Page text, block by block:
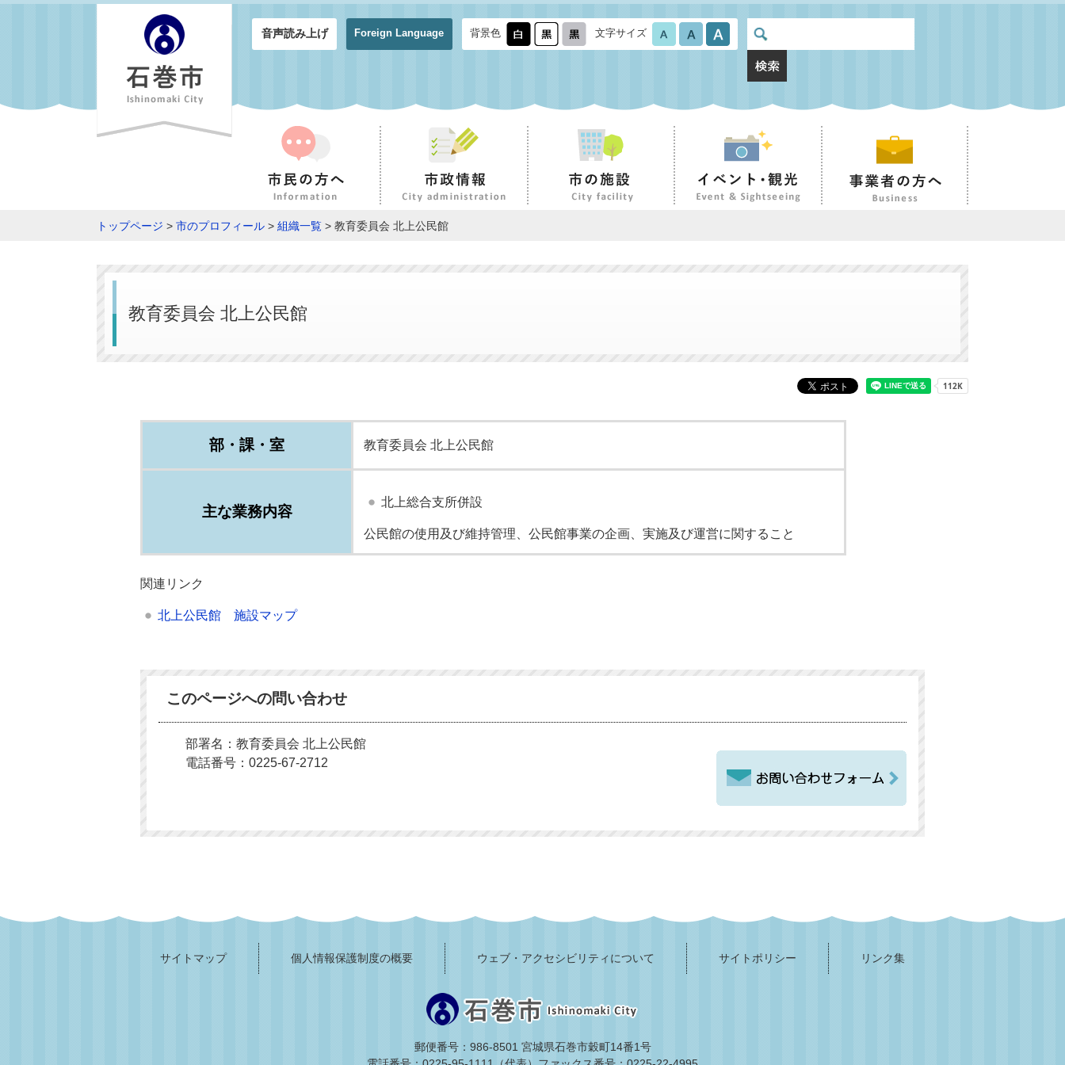
音声読み上げ Foreign Language 背景色 文字サイズ
トップページ > 市のプロフィール > 組織一覧 > 教育委員会 北上公民館
教育委員会 北上公民館
部・課・室 教育委員会 北上公民館
主な業務内容
北上総合支所併設
公民館の使用及び維持管理、公民館事業の企画、実施及び運営に関すること
関連リンク
北上公民館 施設マップ
このページへの問い合わせ
部署名：教育委員会 北上公民館
電話番号：0225-67-2712
サイトマップ 個人情報保護制度の概要 ウェブ・アクセシビリティについて サイトポリシー リンク集
郵便番号：986-8501 宮城県石巻市穀町14番1号